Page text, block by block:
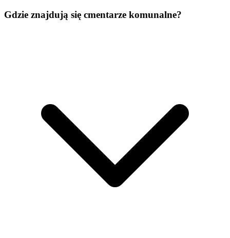
Gdzie znajdują się cmentarze komunalne?